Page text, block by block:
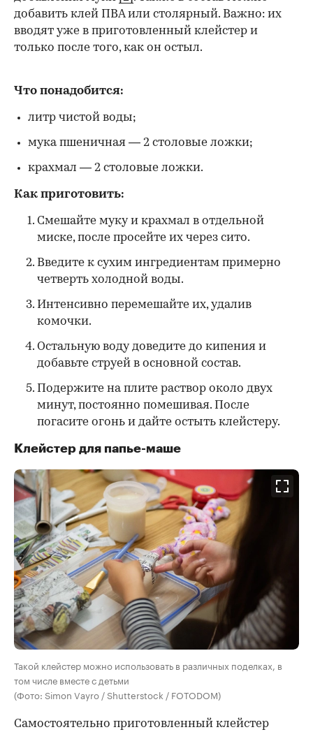
добавить клей ПВА или столярный. Важно: их
вводят уже в приготовленный клейстер и
только после того, как он остыл.
Что понадобится:
литр чистой воды;
мука пшеничная — 2 столовые ложки;
крахмал — 2 столовые ложки.
Как приготовить:
Смешайте муку и крахмал в отдельной
миске, после просейте их через сито.
Введите к сухим ингредиентам примерно
четверть холодной воды.
Интенсивно перемешайте их, удалив
комочки.
Остальную воду доведите до кипения и
добавьте струей в основной состав.
Подержите на плите раствор около двух
минут, постоянно помешивая. После
погасите огонь и дайте остыть клейстеру.
Клейстер для папье-маше
Такой клейстер можно использовать в различных поделках, в
том числе вместе с детьми
(Фото: Simon Vayro / Shutterstock / FOTODOM)
Самостоятельно приготовленный клейстер